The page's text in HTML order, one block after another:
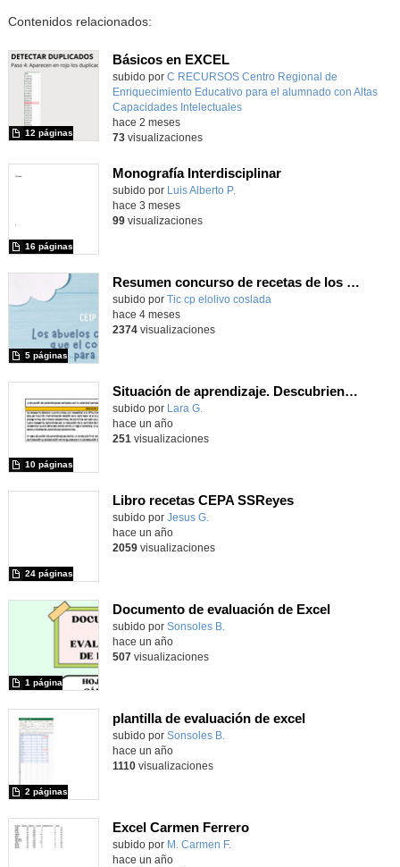
Contenidos relacionados:
Básicos en EXCEL
subido por C RECURSOS Centro Regional de
Enriquecimiento Educativo para el alumnado con Altas
Capacidades Intelectuales
12 páginas
-
hace 2 meses
73visualizaciones
Monografía Interdisciplinar
Contenido educativo.
subido por Luis Alberto P.
16 páginas
hace 3 meses
99visualizaciones
Resumen concurso de recetas de los abuelos CEIP El Olivo 2025/26
subido por Tic cp elolivo coslada
5 páginas
hace 4 meses
2374visualizaciones
Situación de aprendizaje. Descubriendo el mundo a través de la Lengua
Contenido educativo.
subido por Lara G.
10 páginas
hace un año
251 visualizaciones
Libro recetas CEPA SSReyes
Contenido educativo.
subido por Jesus G.
24 páginas
hace un año
2059visualizaciones
Documento de evaluación de Excel
Contenido educativo.
subido por Sonsoles B.
1 página
hace un año
507visualizaciones
plantilla de evaluación de excel
Contenido educativo.
subido por Sonsoles B.
2 páginas
hace un año
1110visualizaciones
Excel Carmen Ferrero
Contenido educativo.
subido por M. Carmen F.
hace un año